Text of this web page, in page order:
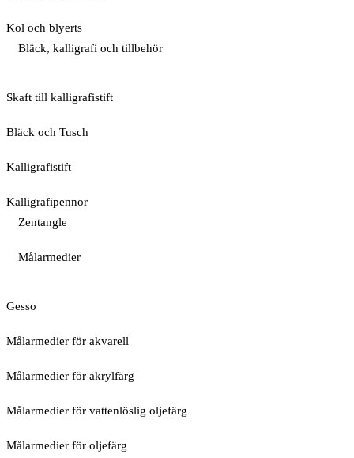
Kol och blyerts
Bläck, kalligrafi och tillbehör
Skaft till kalligrafistift
Bläck och Tusch
Kalligrafistift
Kalligrafipennor
Zentangle
Målarmedier
Gesso
Målarmedier för akvarell
Målarmedier för akrylfärg
Målarmedier för vattenlöslig oljefärg
Målarmedier för oljefärg